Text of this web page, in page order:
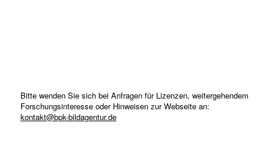
Bitte wenden Sie sich bei Anfragen für Lizenzen, weitergehendem
Forschungsinteresse oder Hinweisen zur Webseite an:
kontakt@bpk-bildagentur.de